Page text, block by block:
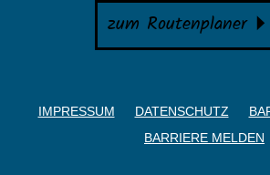
zum Routenplaner
IMPRESSUM DATENSCHUTZ
BARRIERE MELDEN